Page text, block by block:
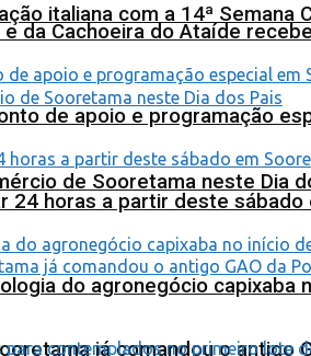
italiana com a 14ª Semana
de Sooretama neste Dia
já comandou o antigo
e da Cachoeira do Ataíde
de apoio e programação
24 horas a partir deste
do agronegócio capixaba